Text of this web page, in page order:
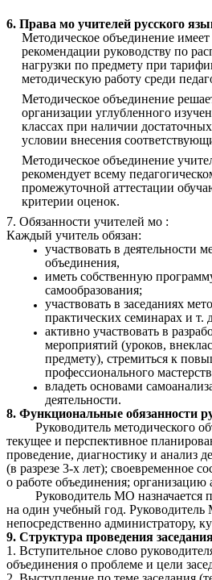
6. Права мо учителей русского
Методическое объединение имеет
рекомендации руководству по
нагрузки по предмету при
методическую работу среди
Методическое объединение
организации углубленного
классах при наличии
условии внесения
Методическое объединение
рекомендует всему
промежуточной аттестации
критерии оценок.
7. Обязанности учителей мо :
Каждый учитель обязан:
участвовать в деятельности
объединения,
иметь собственную
самообразования;
участвовать в заседаниях
практических семинарах и т.
активно участвовать в
мероприятий (уроков,
предмету), стремиться к
профессионального
владеть основами
деятельности.
8. Функциональные обязанности
Руководитель методического
текущее и перспективное
проведение, диагностику и анализ
(в разрезе 3-х лет); своевременное
о работе объединения; организацию
Руководитель МО назначается
на один учебный год.
непосредственно администратору,
9. Структура проведения
1. Вступительное слово
объединения о проблеме и цели